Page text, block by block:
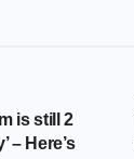
is still 2
– Here’s